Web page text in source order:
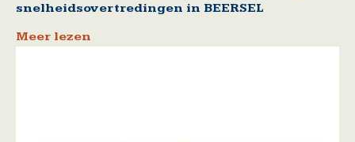
snelheidsovertredingen in BEERSEL
Meer lezen